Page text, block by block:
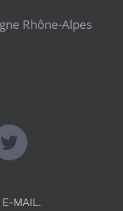
Rhône-Alpes
MAIL.